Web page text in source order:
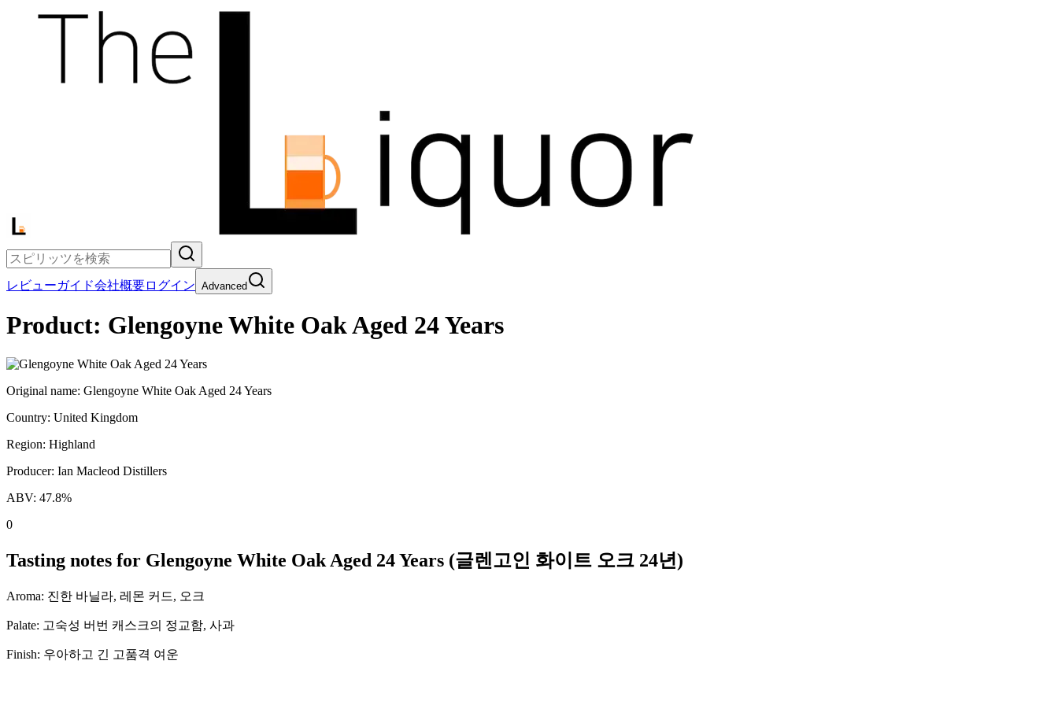
レビューガイド会社概要ログイン Advanced
Product: Glengoyne White Oak Aged 24 Years
Original name: Glengoyne White Oak Aged 24 Years
Country: United Kingdom
Region: Highland
Producer: Ian Macleod Distillers
ABV: 47.8%
0
Tasting notes for Glengoyne White Oak Aged 24 Years (글렌고인 화이트 오크 24년)
Aroma: 진한 바닐라, 레몬 커드, 오크
Palate: 고숙성 버번 캐스크의 정교함, 사과
Finish: 우아하고 긴 고품격 여운